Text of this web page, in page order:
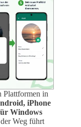
Plattformen in
iPhone
Windows
Weg führt